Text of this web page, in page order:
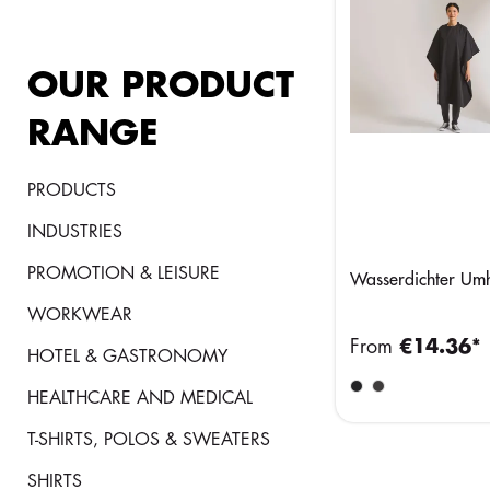
OUR PRODUCT
RANGE
PRODUCTS
INDUSTRIES
PROMOTION & LEISURE
WORKWEAR
HOTEL & GASTRONOMY
HEALTHCARE AND MEDICAL
T-SHIRTS, POLOS & SWEATERS
SHIRTS
Wasserdichter
From €14.36*